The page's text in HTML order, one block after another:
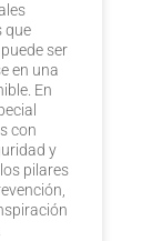
que
ser
en una
En
con
y
pilares